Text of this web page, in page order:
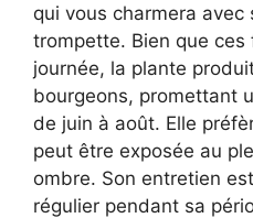
qui vous charmera
trompette. Bien que ces
journée, la plante
bourgeons, promettant
de juin à août. Elle
peut être exposée au
ombre. Son entretien
régulier pendant sa